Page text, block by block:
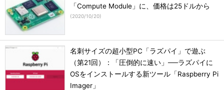
「Compute Module」に、価格は25ドルから
(2020/10/20)
名刺サイズの超小型PC「ラズパイ」で遊ぶ
（第21回）：「圧倒的に速い」──ラズパイに
OSをインストールする新ツール「Raspberry Pi
Imager」